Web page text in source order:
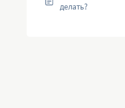
делать?